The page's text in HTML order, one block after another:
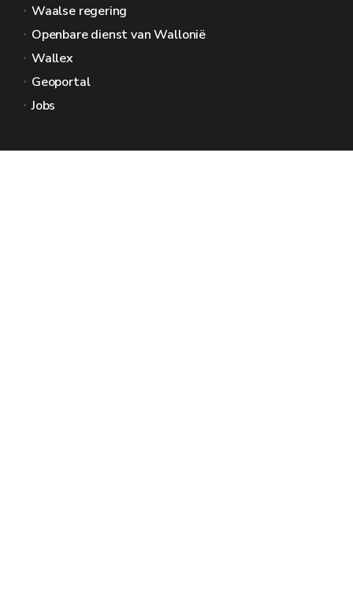
Waalse regering
Openbare dienst van Wallonië
Wallex
Geoportal
Jobs